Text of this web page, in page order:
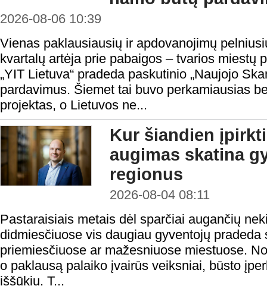
2026-08-06 10:39
Vienas paklausiausių ir apdovanojimų
kvartalų artėja prie pabaigos – tvarios miestų
„YIT Lietuva“ pradeda paskutinio „Naujojo
pardavimus. Šiemet tai buvo perkamiausias
projektas, o Lietuvos ne...
Kur šiandien
augimas skatina
regionus
2026-08-04 08:11
Pastaraisiais metais dėl sparčiai augančių
didmiesčiuose vis daugiau gyventojų pradeda
priemiesčiuose ar mažesniuose miestuose.
o paklausą palaiko įvairūs veiksniai, būsto
iššūkiu. T...